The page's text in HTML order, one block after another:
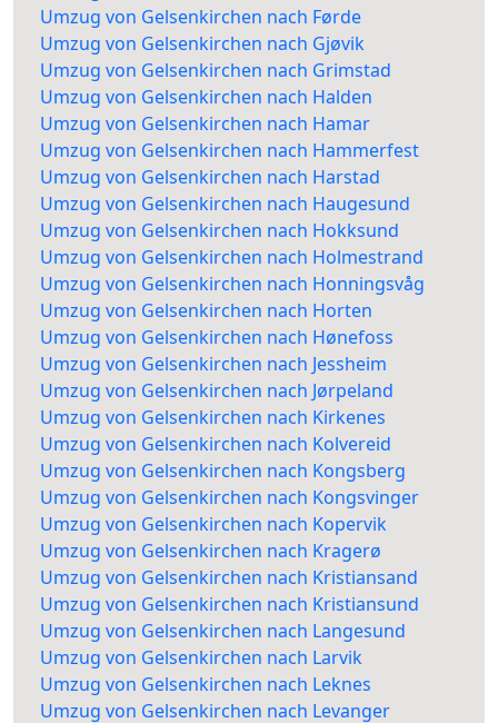
Umzug von Gelsenkirchen nach Førde
Umzug von Gelsenkirchen nach Gjøvik
Umzug von Gelsenkirchen nach Grimstad
Umzug von Gelsenkirchen nach Halden
Umzug von Gelsenkirchen nach Hamar
Umzug von Gelsenkirchen nach Hammerfest
Umzug von Gelsenkirchen nach Harstad
Umzug von Gelsenkirchen nach Haugesund
Umzug von Gelsenkirchen nach Hokksund
Umzug von Gelsenkirchen nach Holmestrand
Umzug von Gelsenkirchen nach Honningsvåg
Umzug von Gelsenkirchen nach Horten
Umzug von Gelsenkirchen nach Hønefoss
Umzug von Gelsenkirchen nach Jessheim
Umzug von Gelsenkirchen nach Jørpeland
Umzug von Gelsenkirchen nach Kirkenes
Umzug von Gelsenkirchen nach Kolvereid
Umzug von Gelsenkirchen nach Kongsberg
Umzug von Gelsenkirchen nach Kongsvinger
Umzug von Gelsenkirchen nach Kopervik
Umzug von Gelsenkirchen nach Kragerø
Umzug von Gelsenkirchen nach Kristiansand
Umzug von Gelsenkirchen nach Kristiansund
Umzug von Gelsenkirchen nach Langesund
Umzug von Gelsenkirchen nach Larvik
Umzug von Gelsenkirchen nach Leknes
Umzug von Gelsenkirchen nach Levanger